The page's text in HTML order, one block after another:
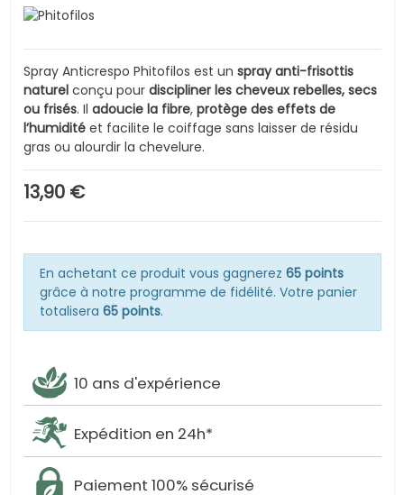
Spray Anticrespo Phitofilos est un spray anti-frisottis
naturelconçu pour discipliner les cheveux rebelles, secs
ou frisés. Il adoucie la fibre, protège des effets de
l’humiditéet facilite le coiffage sans laisser de résidu
gras ou alourdir la chevelure.
13,90 €
En achetant ce produit vous gagnerez 65 points
grâce à notre programme de fidélité. Votre panier
totalisera 65 points.
10 ans d'expérience
Expédition en 24h*
Paiement 100% sécurisé